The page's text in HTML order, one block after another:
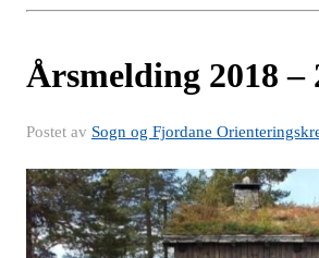
Årsmelding 2018 –
Postet av Sogn og Fjordane